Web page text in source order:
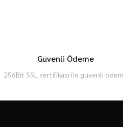
Güvenli Ödeme
256Bit SSL sertifikası ile güvenli